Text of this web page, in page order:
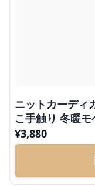
ニットカーディ
こ手触り 冬暖モ
¥3,880